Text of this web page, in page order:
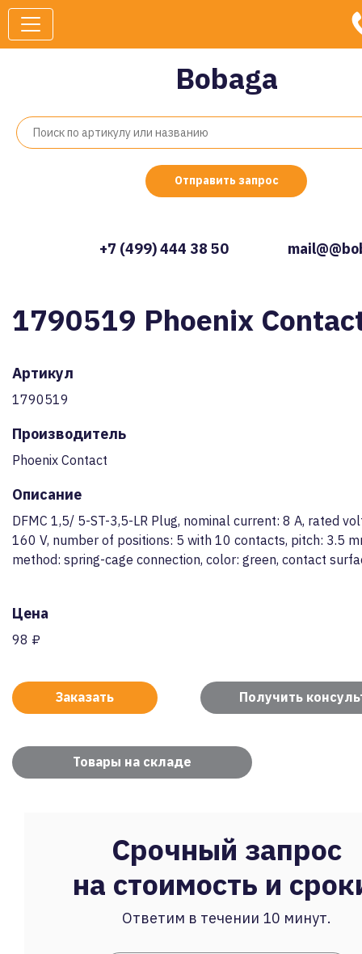
Bobaga
Отправить запрос
+7 (499) 444 38 50
1790519 Phoenix
Артикул
1790519
Производитель
Phoenix Contact
Описание
DFMC 1,5/ 5-ST-3,5-LR Plug, nominal current: 8 A, rated
160 V, number of positions: 5 with 10 contacts, pitch: 3.5
method: spring-cage connection, color: green, contact
Цена
98 ₽
Заказать Получить
Товары на складе
Срочный запрос
на стоимость и
Ответим в течении 10 минут.